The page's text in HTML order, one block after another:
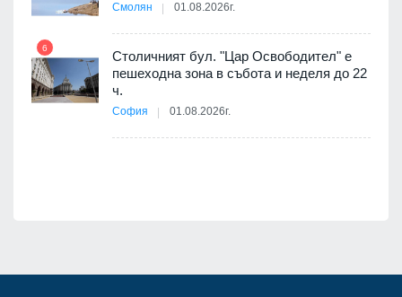
Смолян 01.08.2026г.
6
Столичният бул. "Цар Освободител" е
пешеходна зона в събота и неделя до 22
ч.
София 01.08.2026г.